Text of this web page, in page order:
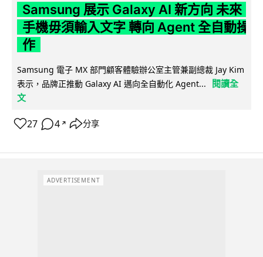
Samsung 展示 Galaxy AI 新方向 未來
手機毋須輸入文字 轉向 Agent 全自動操
作
Samsung 電子 MX 部門顧客體驗辦公室主管兼副總裁 Jay Kim
表示，品牌正推動 Galaxy AI 邁向全自動化 Agent...
閱讀全
文
27 4 ↗ 分享
ADVERTISEMENT